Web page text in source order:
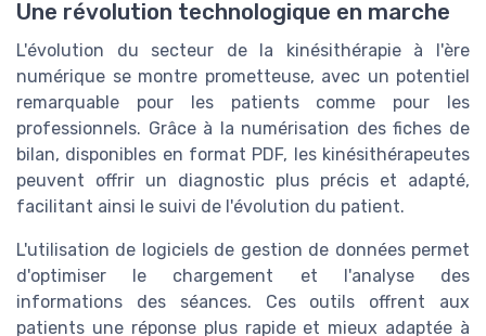
Une révolution technologique en marche
L'évolution du secteur de la kinésithérapie à l'ère
numérique se montre prometteuse, avec un potentiel
remarquable pour les patients comme pour les
professionnels. Grâce à la numérisation des fiches de
bilan, disponibles en format PDF, les kinésithérapeutes
peuvent offrir un diagnostic plus précis et adapté,
facilitant ainsi le suivi de l'évolution du patient.
L'utilisation de logiciels de gestion de données permet
d'optimiser le chargement et l'analyse des
informations des séances. Ces outils offrent aux
patients une réponse plus rapide et mieux adaptée à